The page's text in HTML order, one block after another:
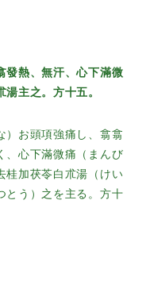
發熱、無汗、心下滿微
主之。方十五。
）お頭項強痛し、翕翕
、心下滿微痛（まんび
桂加茯苓白朮湯（けい
とう）之を主る。方十